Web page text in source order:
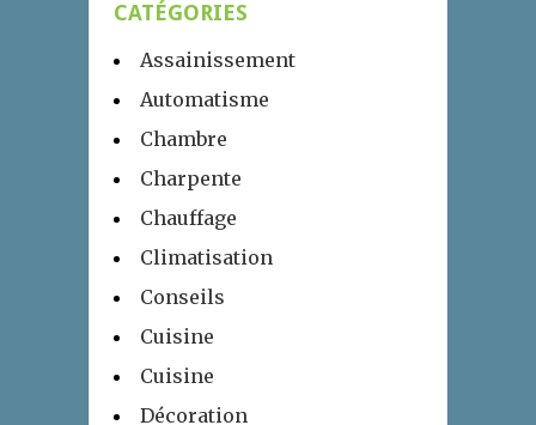
CATÉGORIES
Assainissement
Automatisme
Chambre
Charpente
Chauffage
Climatisation
Conseils
Cuisine
Cuisine
Décoration